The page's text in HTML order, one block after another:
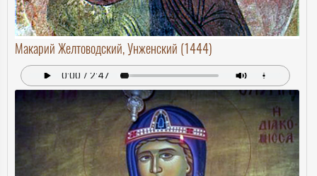
Макарий Желтоводский, Унженский (1444)